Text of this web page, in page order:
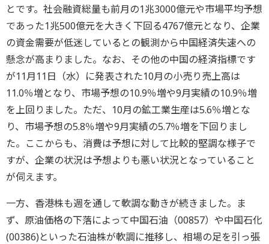
とです。社会融資総量も前月の1兆3000億元や市場平均予想
であった1兆500億元を大きく下回る4767億元となり、企業
の資金需要が低迷しているとの観測から中国経済失速への
懸念が高まりました。なお、その他の中国の経済指標です
が11月11日（水）に発表された10月の小売り売上高は
11.0％増となり、市場予想の10.9％増や9月実績の10.9％増
を上回りました。ただ、10月の鉱工業生産は5.6％増とな
り、市場予想の5.8％増や9月実績の5.7％増を下回りまし
た。ここからも、消費は予想に対して比較的堅調な様子で
すが、企業の状況は予想よりも悪い状況となっていること
が伺えます。
一方、香港株も週を通して軟調な動きが続きました。ま
ず、原油価格の下落によって中国石油（00857）や中国石化
(00386)といった石油株が軟調に推移し、相場の足を引っ張